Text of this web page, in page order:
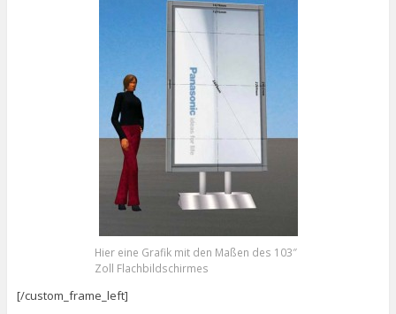
Hier eine Grafik mit den Maßen des 103″
Zoll Flachbildschirmes
[/custom_frame_left]